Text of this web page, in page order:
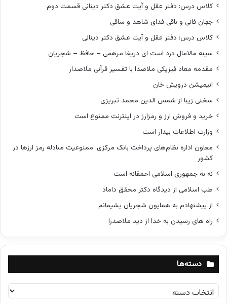
کلاس درس: دفتر عقل و آیت عشق دکتر دینانی قسمت دوم
جهان فانی و باقی فدای شاهد و ساقی
کلاس درس: دفتر عقل و آیت عشق دکتر دینانی
سینه مالامال درد است ای دریغا مرهمی – حافظ – شجریان
مقدمه معاد فیزیکی ملاصدا با تفسیر قرآنی ملاصدار
انیمیشن درویش خان
سخنی زیبا از شمس الدین محمد تبریزی
خرید و فروش ارز و رمزارز در اینترنت ممنوع است
وزارت اطلاعات بیدار است
معاون اداره نظام‌های پرداخت بانک مرکزی: ممنوعیت مبادله رمز ارزها در
کشور
نه به جمهوری اسلامی احمقانه است
طب اسلامی از دیدگاه دکتر محقق داماد
از پیشنهادم به همایون شجریان پشیمانم
راه های رسیدن به خدا از دید ملاصدرا
دسته‌ها
د
س